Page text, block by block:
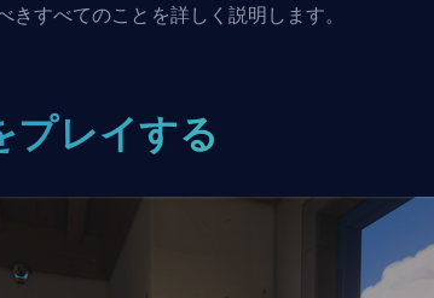
きすべてのことを詳しく説明します。
プレイする